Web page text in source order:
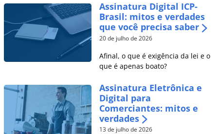
Assinatura Digital ICP-
Brasil: mitos e verdades
que você precisa saber
20 de julho de 2026
Afinal, o que é exigência da lei e o
que é apenas boato?
Assinatura Eletrônica e
Digital para
Comerciantes: mitos e
verdades
13 de julho de 2026